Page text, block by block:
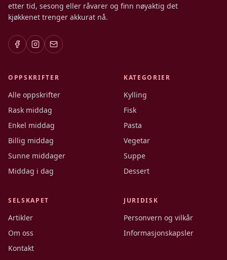
etter tid, sesong eller råvarer og finn nøyaktig det
kjøkkenet trenger akkurat nå.
OPPSKRIFTER
Alle oppskrifter
Rask middag
Enkel middag
Billig middag
Sunne middager
Middag i dag
KATEGORIER
Kylling
Fisk
Pasta
Vegetar
Suppe
Dessert
SELSKAPET
Artikler
Om oss
Kontakt
JURIDISK
Personvern og vilkår
Informasjonskapsler